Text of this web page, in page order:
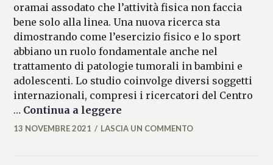
oramai assodato che l’attività fisica non faccia
bene solo alla linea. Una nuova ricerca sta
dimostrando come l’esercizio fisico e lo sport
abbiano un ruolo fondamentale anche nel
trattamento di patologie tumorali in bambini e
adolescenti. Lo studio coinvolge diversi soggetti
internazionali, compresi i ricercatori del Centro
… Continua a leggere
MARIANNA
13 NOVEMBRE 2021 LASCIA UN COMMENTO